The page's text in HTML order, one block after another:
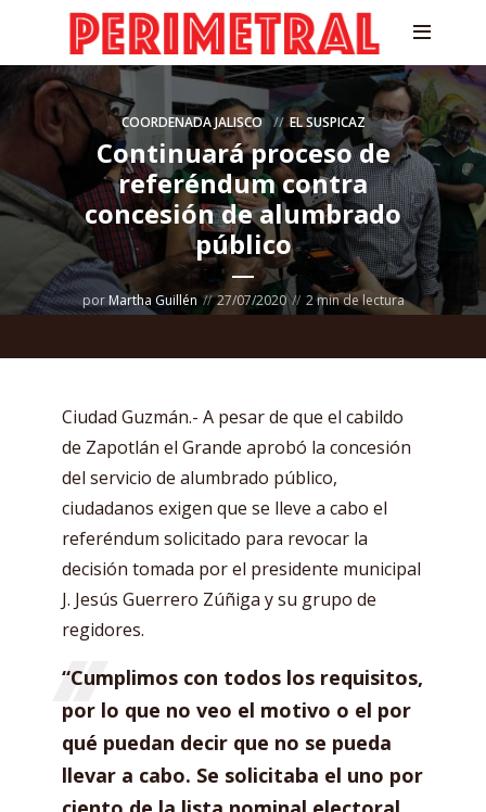
COORDENADA JALISCO EL SUSPICAZ
Continuará proceso de
referéndum contra
concesión de alumbrado
público
porMartha Guillén 27/07/2020 2 min de lectura
Ciudad Guzmán.- A pesar de que el cabildo
de Zapotlán el Grande aprobó la concesión
del servicio de alumbrado público,
ciudadanos exigen que se lleve a cabo el
referéndum solicitado para revocar la
decisión tomada por el presidente municipal
J. Jesús Guerrero Zúñiga y su grupo de
regidores.
“Cumplimos con todos los requisitos,
por lo que no veo el motivo o el por
qué puedan decir que no se pueda
llevar a cabo. Se solicitaba el uno por